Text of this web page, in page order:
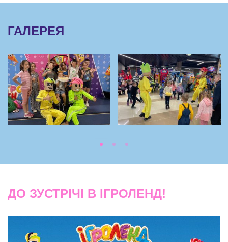
ГАЛЕРЕЯ
ДО ЗУСТРІЧІ В ІГРОЛЕНД!